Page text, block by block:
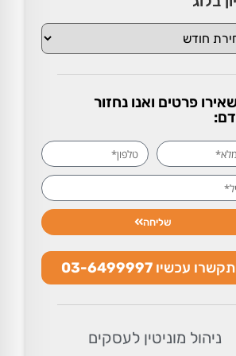
פרטים ואנו נחזור
שליחה
עכשיו 03-6499997
ניהול מוניטין לעסקים